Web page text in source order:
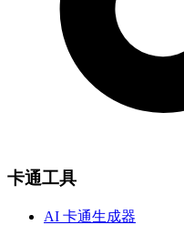
卡通工具
AI 卡通生成器